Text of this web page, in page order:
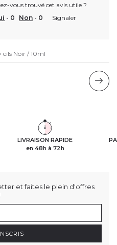
vous trouvé cet avis utile ?
- 0 Non - 0 Signaler
cils Noir / 10ml
LIVRAISON RAPIDE
en 48h à 72h
et faites le plein d'offres